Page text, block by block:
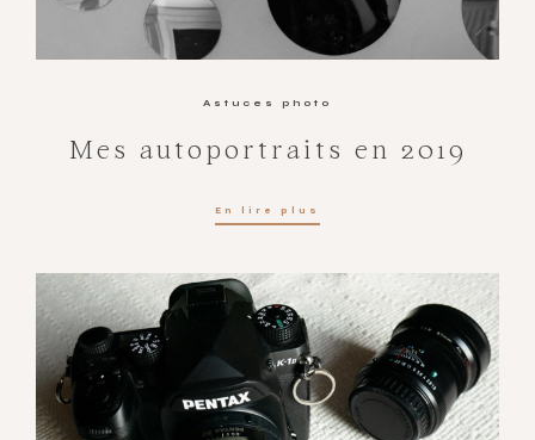
Astuces photo
Mes autoportraits en 2019
En lire plus